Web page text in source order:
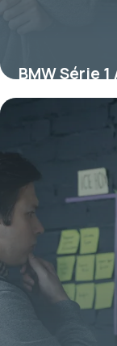
BMW Série
techniques